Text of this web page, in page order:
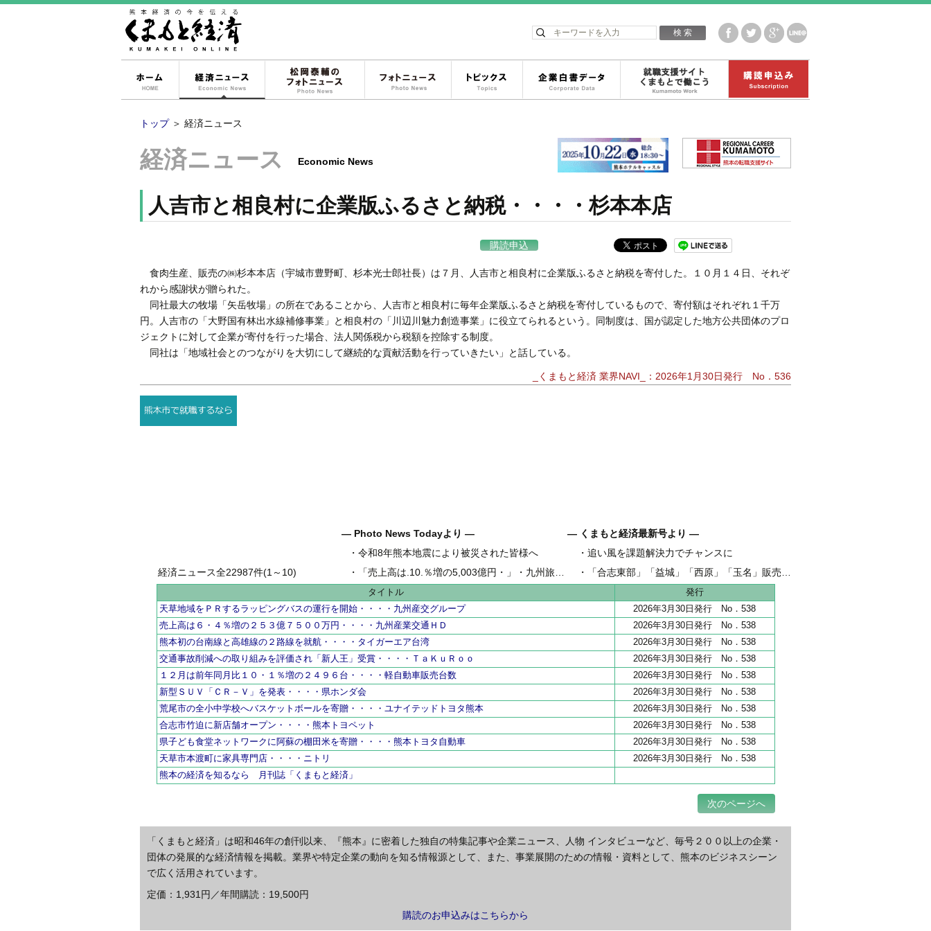
経済ニュース 企業白書データ
トップ ＞ 経済ニュース
経済ニュース Economic News
人吉市と相良村に企業版ふるさと納税・・・・杉本本店
購読申込
食肉生産、販売の㈱杉本本店（宇城市豊野町、杉本光士郎社長）は７月、人吉市と相良村に企業版ふるさと納税を寄付した。１０月１４日、それぞ
れから感謝状が贈られた。
同社最大の牧場「矢岳牧場」の所在であることから、人吉市と相良村に毎年企業版ふるさと納税を寄付しているもので、寄付額はそれぞれ１千万
円。人吉市の「大野国有林出水線補修事業」と相良村の「川辺川魅力創造事業」に役立てられるという。同制度は、国が認定した地方公共団体のプロ
ジェクトに対して企業が寄付を行った場合、法人関係税から税額を控除する制度。
同社は「地域社会とのつながりを大切にして継続的な貢献活動を行っていきたい」と話している。
_くまもと経済 業界NAVI_：2026年1月30日発行 No．536
― Photo News Todayより ―
・令和8年熊本地震により被災された皆様へ
・
「売上高は.10.％増の5,003億円・」・九州旅客鉄道の古宮洋二社長
― くまもと経済最新号より ―
・追い風を課題解決力でチャンスに
県内地域金融 伴走支援強化し、新たな資金需要を開拓
・
「合志東部」「益城」「西原」「玉名」販売好調
県内工業団地 全206haうち65haが分譲開始
経済ニュース全22987件(1～10)
タイトル
発行
天草地域をＰＲするラッピングバスの運行を開始・・・・九州産交グループ
2026年3月30日発行 No．538
売上高は６・４％増の２５３億７５００万円・・・・九州産業交通ＨＤ
2026年3月30日発行 No．538
熊本初の台南線と高雄線の２路線を就航・・・・タイガーエア台湾
2026年3月30日発行 No．538
交通事故削減への取り組みを評価され「新人王」受賞・・・・ＴａＫｕＲｏｏ
2026年3月30日発行 No．538
１２月は前年同月比１０・１％増の２４９６台・・・・軽自動車販売台数
2026年3月30日発行 No．538
新型ＳＵＶ「ＣＲ－Ｖ」を発表・・・・県ホンダ会
2026年3月30日発行 No．538
荒尾市の全小中学校へバスケットボールを寄贈・・・・ユナイテッドトヨタ熊本
2026年3月30日発行 No．538
合志市竹迫に新店舗オープン・・・・熊本トヨペット
2026年3月30日発行 No．538
県子ども食堂ネットワークに阿蘇の棚田米を寄贈・・・・熊本トヨタ自動車
2026年3月30日発行 No．538
天草市本渡町に家具専門店・・・・ニトリ
2026年3月30日発行 No．538
熊本の経済を知るなら 月刊誌「くまもと経済」
次のページへ
「くまもと経済」は昭和46年の創刊以来、『熊本』に密着した独自の特集記事や企業ニュース、人物 インタビューなど、毎号２００以上の企業・
団体の発展的な経済情報を掲載。業界や特定企業の動向を知る情報源として、また、事業展開のための情報・資料として、熊本のビジネスシーン
で広く活用されています。
定価：1,931円／年間購読：19,500円
購読のお申込みはこちらから